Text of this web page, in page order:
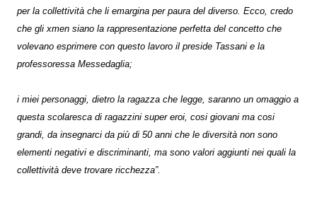
per la collettività che li emargina per paura del diverso. Ecco, credo
che gli xmen siano la rappresentazione perfetta del concetto che
volevano esprimere con questo lavoro il preside Tassani e la
professoressa Messedaglia;
i miei personaggi, dietro la ragazza che legge, saranno un omaggio a
questa scolaresca di ragazzini super eroi, cosi giovani ma cosi
grandi, da insegnarci da più di 50 anni che le diversità non sono
elementi negativi e discriminanti, ma sono valori aggiunti nei quali la
collettività deve trovare ricchezza”.